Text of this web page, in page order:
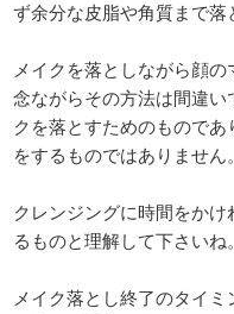
ず余分な皮脂や角質まで落
メイクを落としながら顔
念ながらその方法は間違
クを落とすためのもので
をするものではありません。
クレンジングに時間をかけ
るものと理解して下さいね。
メイク落とし終了のタイ